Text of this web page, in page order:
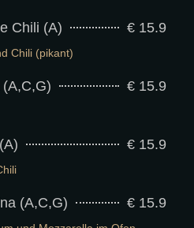
Chili (A) € 15.9
Chili (pikant)
€ 15.9
€ 15.9
(A,C,G) € 15.9